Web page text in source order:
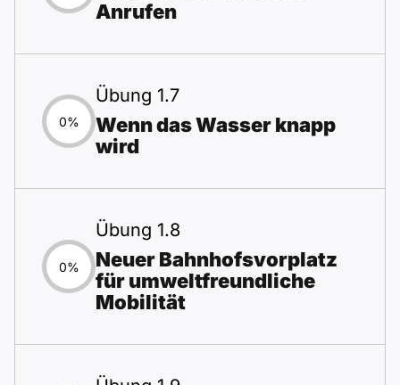
Anrufen
0%
Übung 1.7
Wenn das Wasser knapp
wird
0%
Übung 1.8
Neuer Bahnhofsvorplatz
für umweltfreundliche
Mobilität